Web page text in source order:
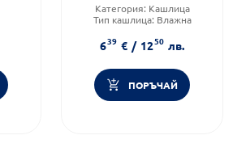
Категория: Кашлица
Тип кашлица: Влажна
Форма на продукта:сироп
639 € / 1250 лв.
ПОРЪЧАЙ